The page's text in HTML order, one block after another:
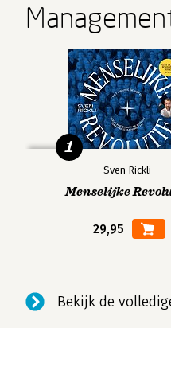
Sven Rickli
Menselijke
29,95
1
Bekijk de